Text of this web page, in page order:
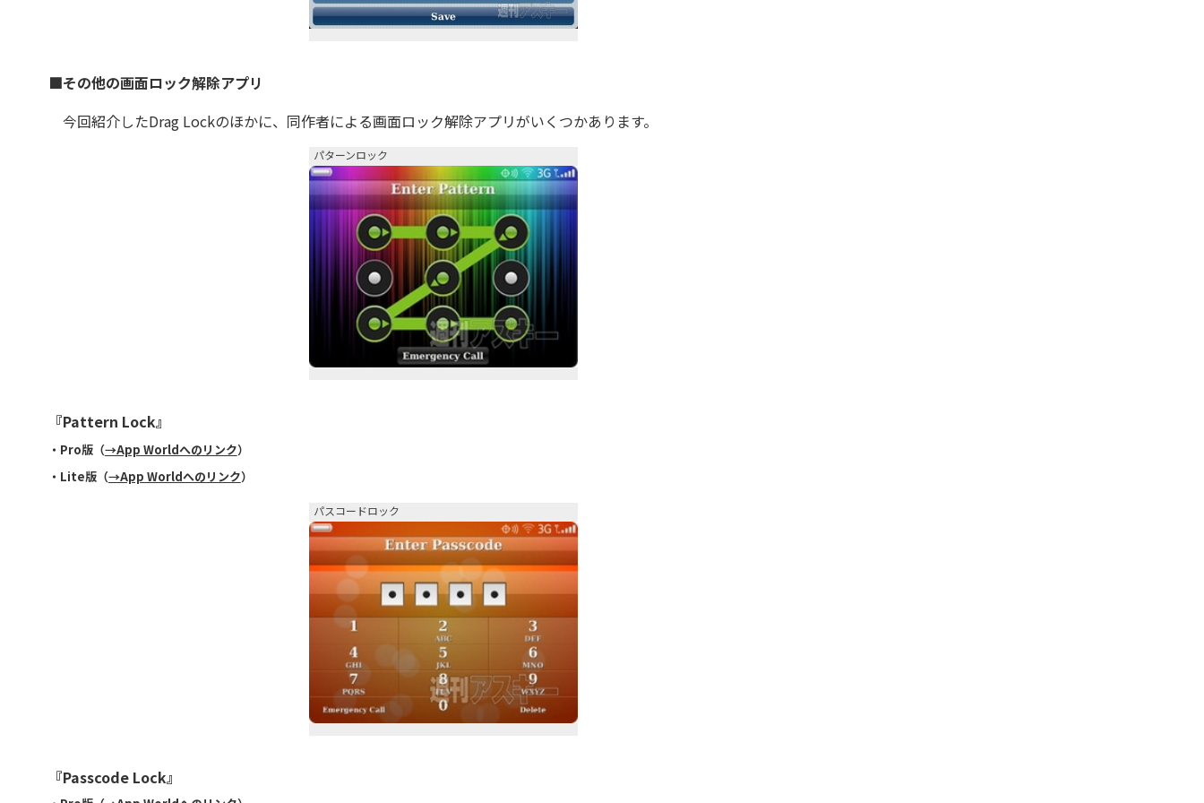
■その他の画面ロック解除アプリ
今回紹介したDrag Lockのほかに、同作者による画面ロック解除アプリがいくつかあります。
パターンロック
『Pattern Lock』
・Pro版（→App Worldへのリンク）
・Lite版（→App Worldへのリンク）
パスコードロック
『Passcode Lock』